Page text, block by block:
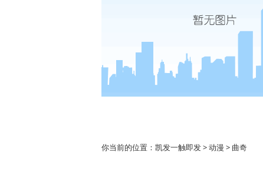
你当前的位置： 凯发一触即发>动漫 > 曲奇